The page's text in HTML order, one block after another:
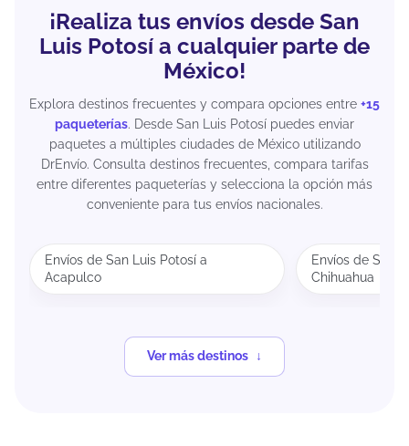
¡Realiza tus envíos desde San
Luis Potosí a cualquier parte de
México!
Explora destinos frecuentes y compara opciones entre +15
paqueterías. Desde San Luis Potosí puedes enviar
paquetes a múltiples ciudades de México utilizando
DrEnvío. Consulta destinos frecuentes, compara tarifas
entre diferentes paqueterías y selecciona la opción más
conveniente para tus envíos nacionales.
Envíos de San Luis Potosí a
Acapulco
Envíos de San
Chihuahua
Ver más destinos